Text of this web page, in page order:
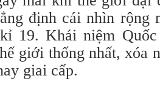
định cái nhìn rộng
19. Khái niệm
giới thống nhất, xóa
giai cấp.